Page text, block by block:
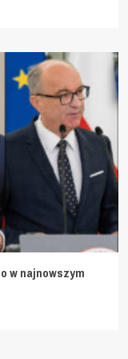
w najnowszym